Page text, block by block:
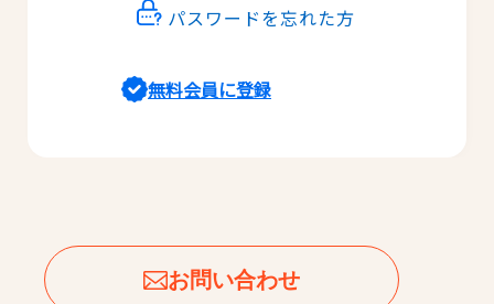
パスワードを忘れた方
無料会員に登録
お問い合わせ